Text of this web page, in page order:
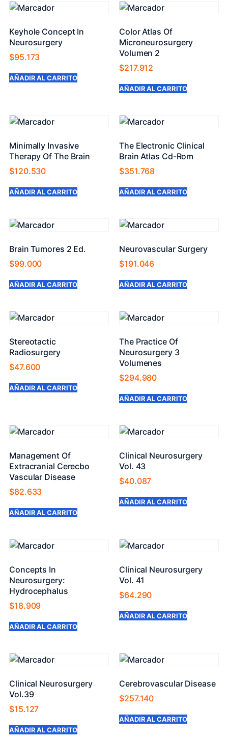
Keyhole Concept In
Neurosurgery
$95.173
AÑADIR AL CARRITO
Color Atlas Of
Microneurosurgery
Volumen 2
$217.912
AÑADIR AL CARRITO
Minimally Invasive
Therapy Of The Brain
$120.530
AÑADIR AL CARRITO
The Electronic Clinical
Brain Atlas Cd-Rom
$351.768
AÑADIR AL CARRITO
Brain Tumores 2 Ed.
$99.000
AÑADIR AL CARRITO
Neurovascular Surgery
$191.046
AÑADIR AL CARRITO
Stereotactic
Radiosurgery
$47.600
AÑADIR AL CARRITO
The Practice Of
Neurosurgery 3
Volumenes
$294.980
AÑADIR AL CARRITO
Management Of
Extracranial Cerecbo
Vascular Disease
$82.633
AÑADIR AL CARRITO
Clinical Neurosurgery
Vol. 43
$40.087
AÑADIR AL CARRITO
Concepts In
Neurosurgery:
Hydrocephalus
$18.909
AÑADIR AL CARRITO
Clinical Neurosurgery
Vol. 41
$64.290
AÑADIR AL CARRITO
Clinical Neurosurgery
Vol.39
$15.127
AÑADIR AL CARRITO
Cerebrovascular Disease
$257.140
AÑADIR AL CARRITO